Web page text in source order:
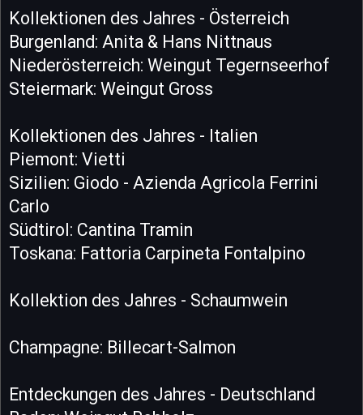
Kollektionen des Jahres - Österreich
Burgenland: Anita & Hans Nittnaus
Niederösterreich: Weingut Tegernseerhof
Steiermark: Weingut Gross
Kollektionen des Jahres - Italien
Piemont: Vietti
Sizilien: Giodo - Azienda Agricola Ferrini
Carlo
Südtirol: Cantina Tramin
Toskana: Fattoria Carpineta Fontalpino
Kollektion des Jahres - Schaumwein
Champagne: Billecart-Salmon
Entdeckungen des Jahres - Deutschland